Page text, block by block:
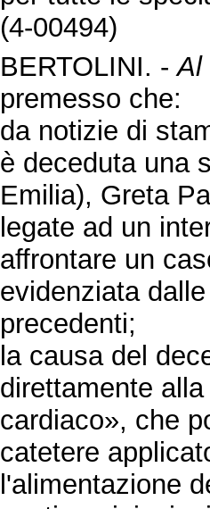
(4-00494)
BERTOLINI. -Al
premesso che:
da notizie di
è deceduta una
Emilia), Greta
legate ad un
affrontare un
evidenziata
precedenti;
la causa del
direttamente
cardiaco», che
catetere
l'alimentazione